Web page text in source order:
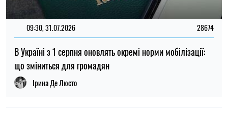
14:59, 05.08.2026
В Україні готують пенсійну реформу: що зміниться у
виплатах, накопиченнях та спеціальних пенсіях